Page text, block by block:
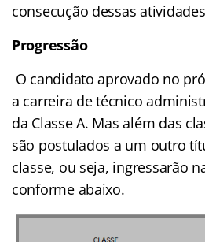
consecução dessas
Progressão
O candidato aprovado no
a carreira de técnico
da Classe A. Mas além das
são postulados a um outro
classe, ou seja, ingressarão
conforme abaixo.